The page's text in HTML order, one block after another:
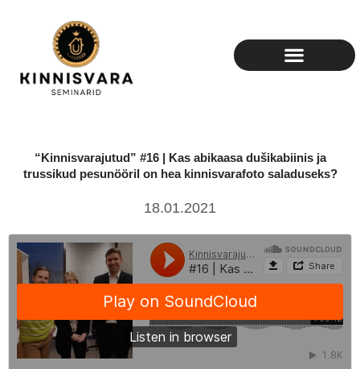
“Kinnisvarajutud” #16 | Kas abikaasa dušikabiinis ja
trussikud pesunööril on hea kinnisvarafoto saladuseks?
18.01.2021